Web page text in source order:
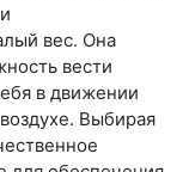
вес. Она
вести
в движении
Выбирая